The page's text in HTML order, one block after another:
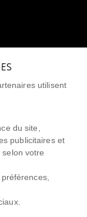
utilisent
du site,
publicitaires et
votre
0805 299 049